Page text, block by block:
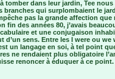
tomber dans leur jardin, Tee
branches qui surplombaient le
pas la grande affection
fin des années 80, j’avais
et une conjugaison
d’un sens. Entre les I were ou we
un langage en soi, à tel point
ne rendaient plus obligatoire
renoncer à éduquer à ce